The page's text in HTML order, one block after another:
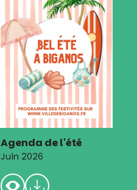
Agenda de l'été
Juin 2026